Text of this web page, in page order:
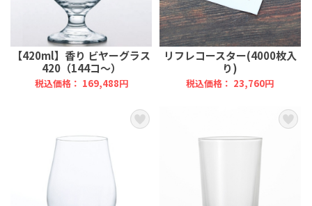
【420ml】香り ビヤーグラス
420（144コ～）
税込価格： 169,488円
リフレコースター(4000枚入
り)
税込価格： 23,760円